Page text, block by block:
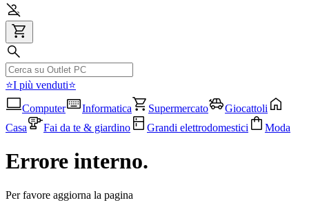
⭐I più venduti⭐
Computer
Informatica Supermercato
Giocattoli
Casa
Fai da te & giardino Grandi elettrodomestici Moda
Errore interno.
Per favore aggiorna la pagina